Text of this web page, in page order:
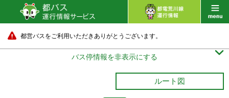
都営バスをご利用いただきありがとうございます。
バス停情報を非表示にする 
ルート図